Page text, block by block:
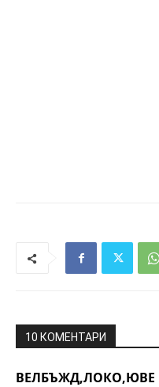
10 КОМЕНТАРИ
ВЕЛБЪЖД,ЛОКО,ЮВЕ